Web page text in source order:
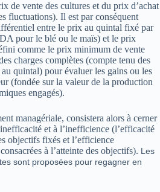
de vente des cultures et du prix d’achat
fluctuations). Il est par conséquent
entre le prix au quintal fixé par
pour le blé ou le maïs) et le prix
comme le prix minimum de vente
charges complètes (compte tenu des
quintal) pour évaluer les gains ou les
(fondée sur la valeur de la production
engagés).
managériale, consistera alors à cerner
et à l’inefficience (l’efficacité
objectifs fixés et l’efficience
à l’atteinte des objectifs). Les
sont proposées pour regagner en